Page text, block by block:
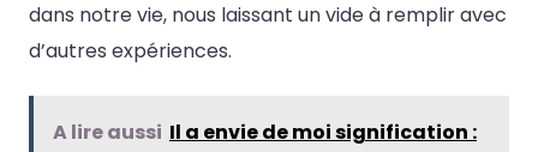
dans notre vie, nous laissant un vide à remplir avec
d’autres expériences.
A lire aussi Il a envie de moi signification :